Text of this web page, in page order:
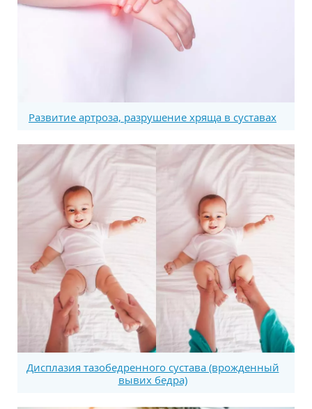
Развитие артроза, разрушение хряща в суставах
Дисплазия тазобедренного сустава (врожденный
вывих бедра)